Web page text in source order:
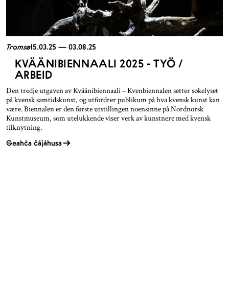
Tromsø15.03.25 — 03.08.25
KVÄÄNIBIENNAALI 2025 - TYÖ /
ARBEID
Den tredje utgaven av Kväänibiennaali – Kvenbiennalen setter søkelyset
på kvensk samtidskunst, og utfordrer publikum på hva kvensk kunst kan
være. Biennalen er den første utstillingen noensinne på Nordnorsk
Kunstmuseum, som utelukkende viser verk av kunstnere med kvensk
tilknytning.
Geahča čájáhusa